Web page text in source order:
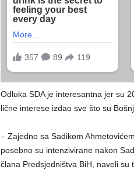
Odluka SDA je interesantna jer su
lične interese izdao sve što su
– Zajedno sa Sadikom
posebno su intenzivirane nakon
člana Predsjedništva BiH, naveli su